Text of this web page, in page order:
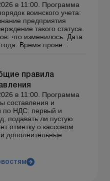
в 11:00. Программа
воинского учета:
предприятия
такого статуса.
что изменилось. Дата
Время прове...
правила
в 11:00. Программа
составления и
по НДС: первый и
подавать ли пустую
отметку о кассовом
дополнительные